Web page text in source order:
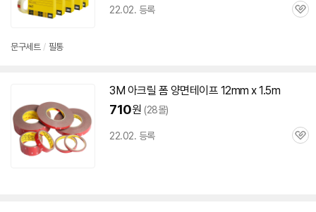
22.02. 등록
관
문구세트 / 필통
3M 아크릴 폼 양면테이프 12mm x 1.5m
710원 (28몰)
22.02. 등록
관